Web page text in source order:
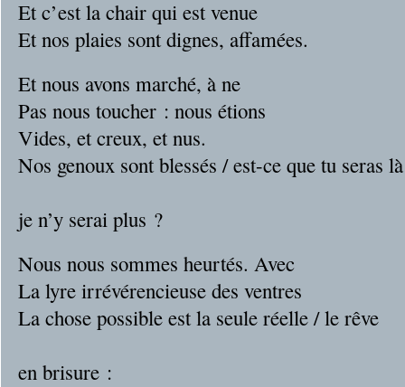
Et c’est la chair qui est venue
Et nos plaies sont dignes, affamées.
Et nous avons marché, à ne
Pas nous toucher : nous étions
Vides, et creux, et nus.
Nos genoux sont blessés / est-ce que tu seras là
je n’y serai plus ?
Nous nous sommes heurtés. Avec
La lyre irrévérencieuse des ventres
La chose possible est la seule réelle / le rêve
en brisure :